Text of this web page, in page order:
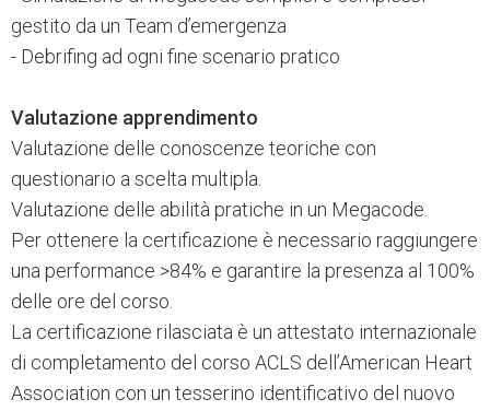
gestito da un Team d’emergenza
- Debrifing ad ogni fine scenario pratico
Valutazione apprendimento
Valutazione delle conoscenze teoriche con
questionario a scelta multipla.
Valutazione delle abilità pratiche in un Megacode.
Per ottenere la certificazione è necessario raggiungere
una performance >84% e garantire la presenza al 100%
delle ore del corso.
La certificazione rilasciata è un attestato internazionale
di completamento del corso ACLS dell’American Heart
Association con un tesserino identificativo del nuovo